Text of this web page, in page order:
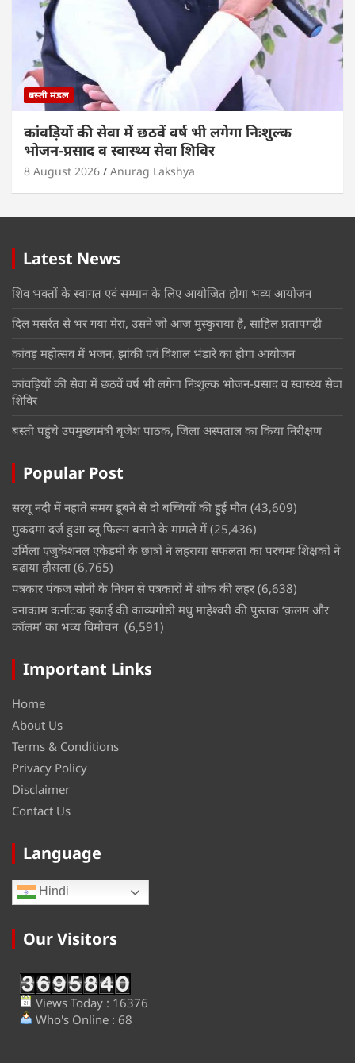
बस्ती मंडल
कांवड़ियों की सेवा में छठवें वर्ष भी लगेगा निःशुल्क
भोजन-प्रसाद व स्वास्थ्य सेवा शिविर
8 August 2026 Anurag Lakshya
Latest News
शिव भक्तों के स्वागत एवं सम्मान के लिए आयोजित होगा भव्य आयोजन
दिल मसर्रत से भर गया मेरा, उसने जो आज मुस्कुराया है, साहिल प्रतापगढ़ी
कांवड़ महोत्सव में भजन, झांकी एवं विशाल भंडारे का होगा आयोजन
कांवड़ियों की सेवा में छठवें वर्ष भी लगेगा निःशुल्क भोजन-प्रसाद व स्वास्थ्य सेवा
शिविर
बस्ती पहुंचे उपमुख्यमंत्री बृजेश पाठक, जिला अस्पताल का किया निरीक्षण
Popular Post
सरयू नदी में नहाते समय डूबने से दो बच्चियों की हुई मौत (43,609)
मुकदमा दर्ज हुआ ब्लू फिल्म बनाने के मामले में (25,436)
उर्मिला एजुकेशनल एकेडमी के छात्रों ने लहराया सफलता का परचमः शिक्षकों ने
बढाया हौसला (6,765)
पत्रकार पंकज सोनी के निधन से पत्रकारों में शोक की लहर (6,638)
वनाकाम कर्नाटक इकाई की काव्यगोष्ठी मधु माहेश्वरी की पुस्तक ‘क़लम और
कॉलम’ का भव्य विमोचन (6,591)
Important Links
Home
About Us
Terms & Conditions
Privacy Policy
Disclaimer
Contact Us
Language
Hindi
Our Visitors
Views Today : 16376
Who's Online : 68